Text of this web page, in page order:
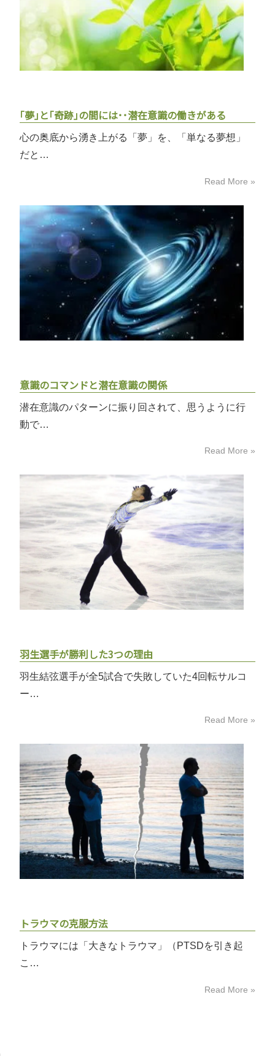
｢夢｣と｢奇跡｣の間には･･潜在意識の働きがある
心の奥底から湧き上がる「夢」を、「単なる夢想」
だと…
Read More »
意識のコマンドと潜在意識の関係
潜在意識のパターンに振り回されて、思うように行
動で…
Read More »
羽生選手が勝利した3つの理由
羽生結弦選手が全5試合で失敗していた4回転サルコ
ー…
Read More »
トラウマの克服方法
トラウマには「大きなトラウマ」（PTSDを引き起
こ…
Read More »